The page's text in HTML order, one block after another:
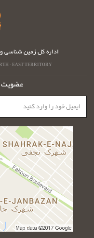
اداره کل زمین شناسی
- EAST TERRITORY
عضویت
ایمیل
خود
را